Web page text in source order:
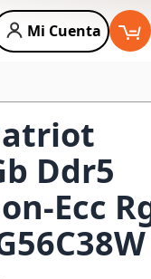
Mi Cuenta
Ddr5
Ecc